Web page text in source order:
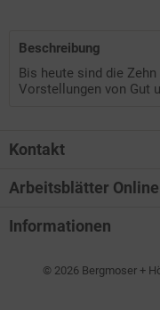
Beschreibung
Bis heute sind die
Vorstellungen von Gut
Kontakt
Arbeitsblätter Online
Informationen
© 2026 Bergmoser +